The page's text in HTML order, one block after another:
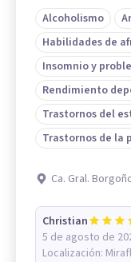
Alcoholismo
Habilidades de
Insomnio y
Rendimiento
Trastornos del
Trastornos de la
Ca. Gral.
Christian
5 de agosto de
Localización: